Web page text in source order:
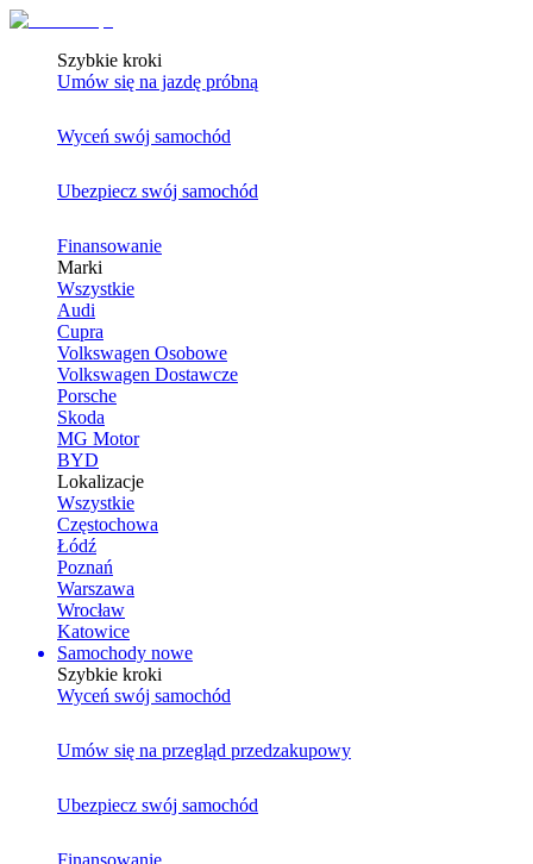
Szybkie kroki
Umów się na jazdę próbną
Wyceń swój samochód
Ubezpiecz swój samochód
Finansowanie
Marki
Wszystkie
Audi
Cupra
Volkswagen Osobowe
Volkswagen Dostawcze
Porsche
Skoda
MG Motor
BYD
Lokalizacje
Wszystkie
Częstochowa
Łódź
Poznań
Warszawa
Wrocław
Katowice
Samochody nowe
Szybkie kroki
Wyceń swój samochód
Umów się na przegląd przedzakupowy
Ubezpiecz swój samochód
Finansowanie